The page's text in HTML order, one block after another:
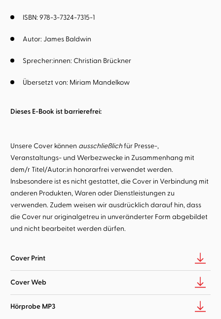
Übersetzt von: Miriam Mandelkow
ISBN: 978-3-7324-7315-1
Autor: James Baldwin
Sprecher:innen: Christian Brückner
Dieses E-Book ist barrierefrei:
Unsere Cover können ausschließlichfür Presse-,
Veranstaltungs- und Werbezwecke in Zusammenhang mit
dem/r Titel/Autor:in honorarfrei verwendet werden.
Insbesondere ist es nicht gestattet, die Cover in Verbindung mit
anderen Produkten, Waren oder Dienstleistungen zu
verwenden. Zudem weisen wir ausdrücklich darauf hin, dass
die Cover nur originalgetreu in unveränderter Form abgebildet
und nicht bearbeitet werden dürfen.
Cover Print
Cover Web
Hörprobe MP3